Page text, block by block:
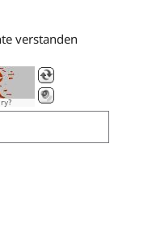
verstanden